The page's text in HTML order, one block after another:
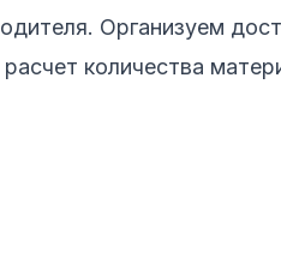
Организуем
количества